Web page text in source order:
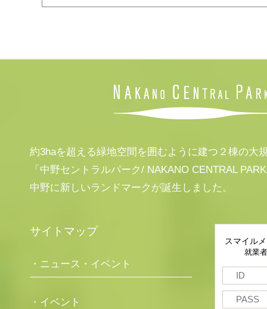
約3haを超える緑地空間を囲むように建つ２棟の大
「中野セントラルパーク/ NAKANO CENTRAL
中野に新しいランドマークが誕生しました。
サイトマップ
・ニュース・イベント
・イベント
スマイル
就業